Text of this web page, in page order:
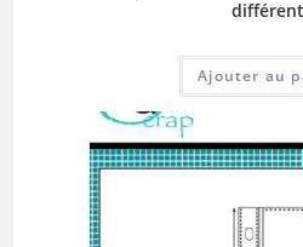
Ajouter au